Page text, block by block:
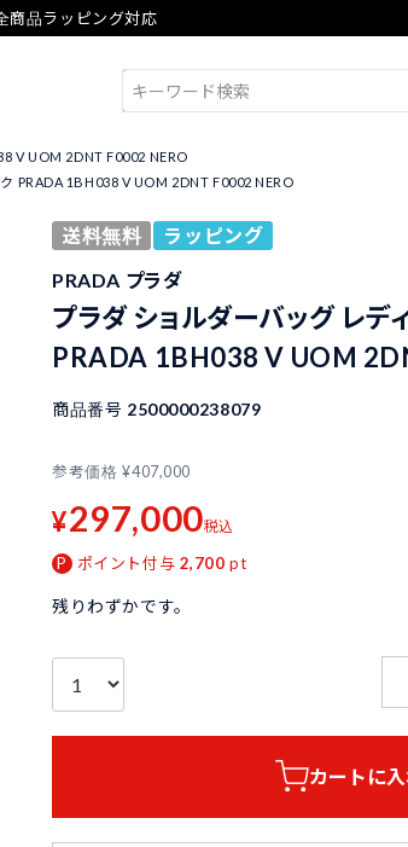
商品ラッピング対応
V UOM 2DNT F0002 NERO
PRADA 1BH038 V UOM 2DNT F0002 NERO
送料無料
ラッピング
PRADA プラダ
プラダ ショルダーバッグ レデ
PRADA 1BH038 V UOM
商品番号 2500000238079
参考価格 ¥407,000
¥297,000税込
ポイント付与 2,700 pt
残りわずかです。
カートに